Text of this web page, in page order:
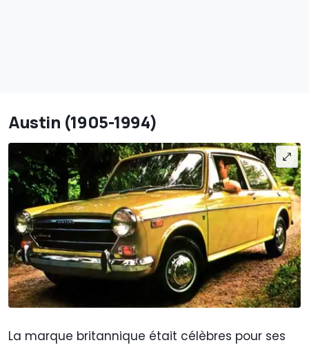
Austin (1905-1994)
La marque britannique était célèbres pour ses